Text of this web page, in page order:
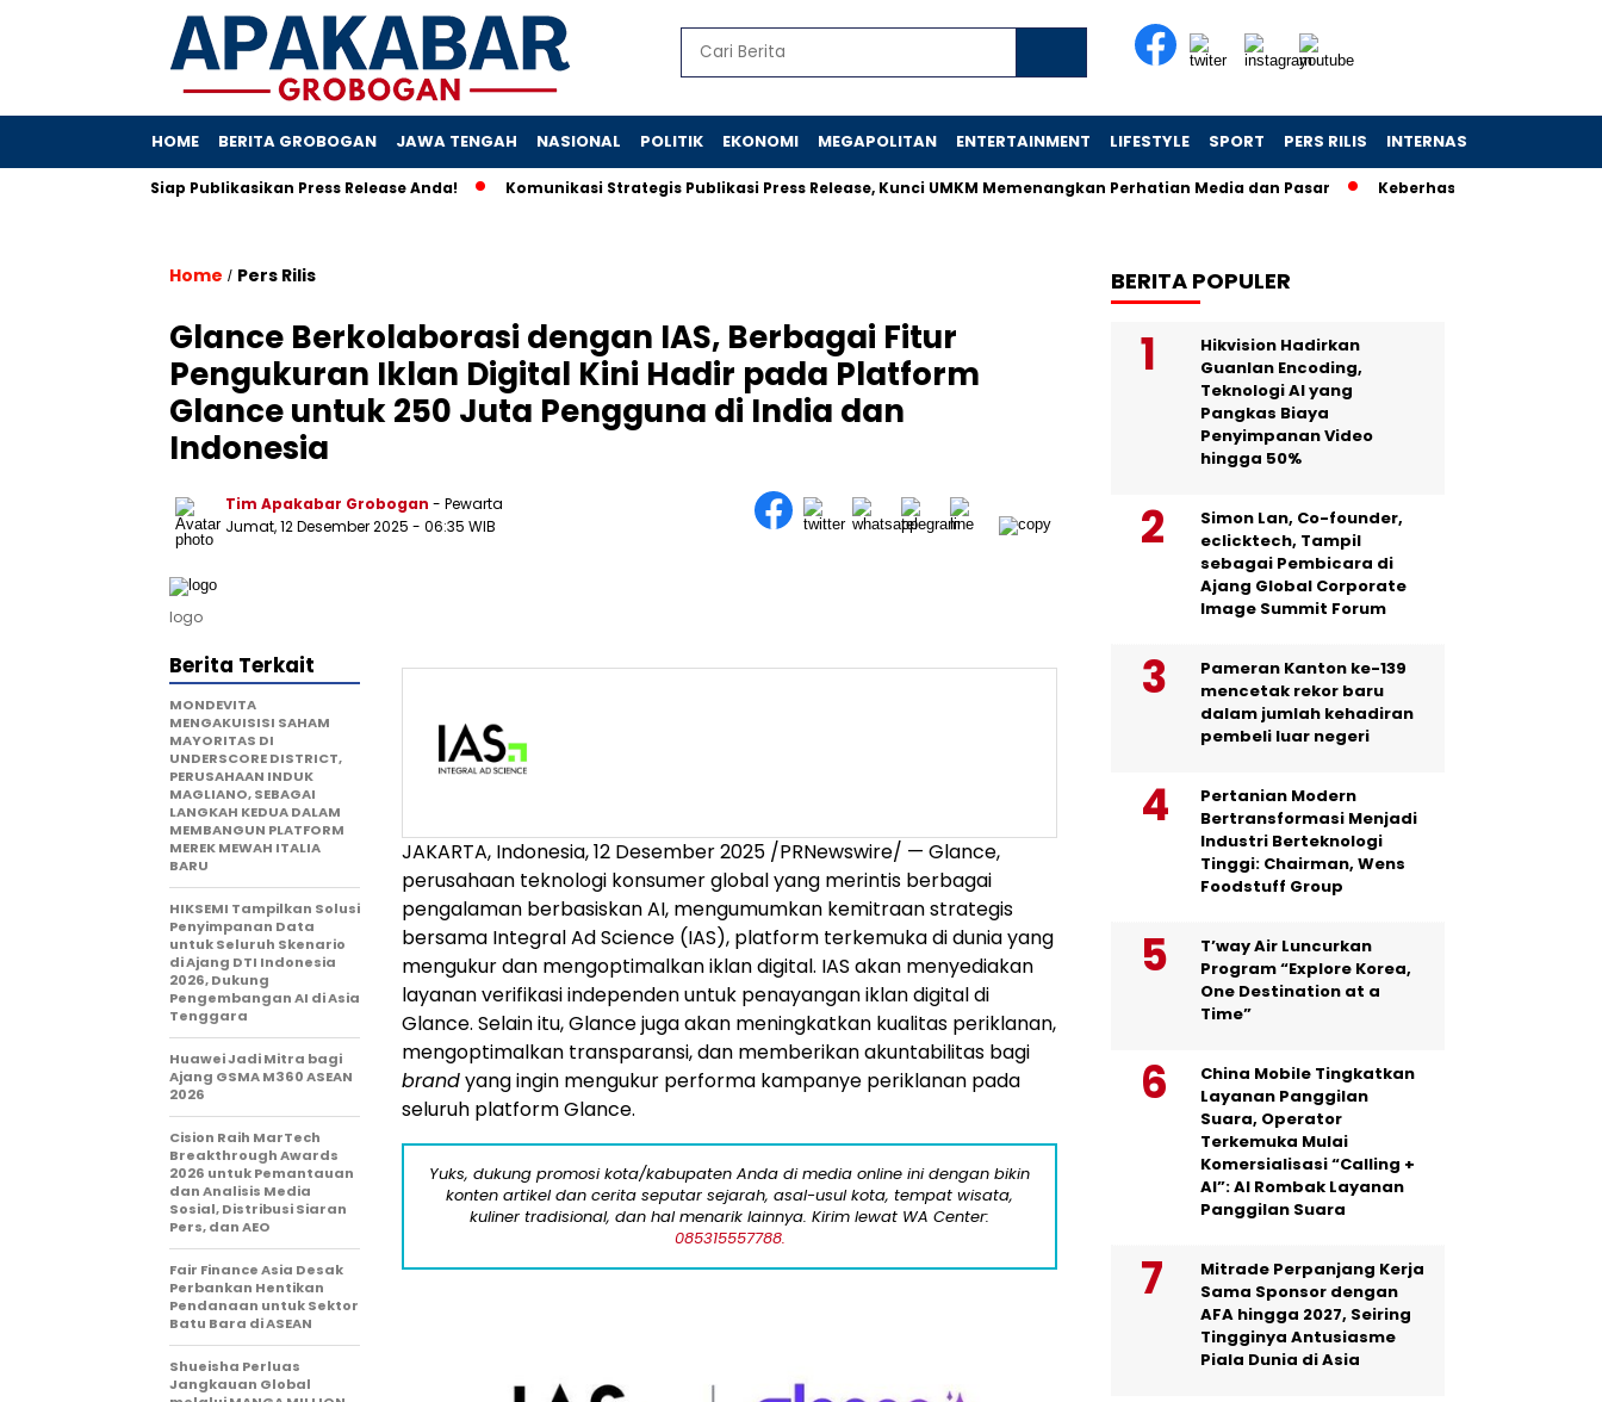
HOME BERITA GROBOGAN JAWA TENGAH NASIONAL POLITIK EKONOMI MEGAPOLITAN ENTERTAINMENT LIFESTYLE SPORT PERS RILIS INTERNASIONAL
Siap Publikasikan Press Release Anda! Komunikasi Strategis Publikasi Press Release, Kunci UMKM Memenangkan Perhatian Media dan Pasar Keberhasilan Koperasi Desa
Home / Pers Rilis
Glance Berkolaborasi dengan IAS, Berbagai Fitur
Pengukuran Iklan Digital Kini Hadir pada Platform
Glance untuk 250 Juta Pengguna di India dan
Indonesia
Tim Apakabar Grobogan - Pewarta
Jumat, 12 Desember 2025 - 06:35 WIB
logo
JAKARTA, Indonesia, 12 Desember 2025 /PRNewswire/ — Glance,
perusahaan teknologi konsumer global yang merintis berbagai
pengalaman berbasiskan AI, mengumumkan kemitraan strategis
bersama Integral Ad Science (IAS), platform terkemuka di dunia yang
mengukur dan mengoptimalkan iklan digital. IAS akan menyediakan
layanan verifikasi independen untuk penayangan iklan digital di
Glance. Selain itu, Glance juga akan meningkatkan kualitas periklanan,
mengoptimalkan transparansi, dan memberikan akuntabilitas bagi
brandyang ingin mengukur performa kampanye periklanan pada
seluruh platform Glance.
Yuks, dukung promosi kota/kabupaten Anda di media online ini dengan bikin
konten artikel dan cerita seputar sejarah, asal-usul kota, tempat wisata,
kuliner tradisional, dan hal menarik lainnya. Kirim lewat WA Center:
085315557788.
Berita Terkait
MONDEVITA
MENGAKUISISI SAHAM
MAYORITAS DI
UNDERSCORE DISTRICT,
PERUSAHAAN INDUK
MAGLIANO, SEBAGAI
LANGKAH KEDUA DALAM
MEMBANGUN PLATFORM
MEREK MEWAH ITALIA
BARU
HIKSEMI Tampilkan Solusi
Penyimpanan Data
untuk Seluruh Skenario
di Ajang DTI Indonesia
2026, Dukung
Pengembangan AI di Asia
Tenggara
Huawei Jadi Mitra bagi
Ajang GSMA M360 ASEAN
2026
Cision Raih MarTech
Breakthrough Awards
2026 untuk Pemantauan
dan Analisis Media
Sosial, Distribusi Siaran
Pers, dan AEO
Fair Finance Asia Desak
Perbankan Hentikan
Pendanaan untuk Sektor
Batu Bara di ASEAN
Shueisha Perluas
Jangkauan Global
BERITA POPULER
Hikvision Hadirkan
Guanlan Encoding,
Teknologi AI yang
Pangkas Biaya
Penyimpanan Video
hingga 50%
Simon Lan, Co-founder,
eclicktech, Tampil
sebagai Pembicara di
Ajang Global Corporate
Image Summit Forum
Pameran Kanton ke-139
mencetak rekor baru
dalam jumlah kehadiran
pembeli luar negeri
Pertanian Modern
Bertransformasi Menjadi
Industri Berteknologi
Tinggi: Chairman, Wens
Foodstuff Group
T’way Air Luncurkan
Program “Explore Korea,
One Destination at a
Time”
China Mobile Tingkatkan
Layanan Panggilan
Suara, Operator
Terkemuka Mulai
Komersialisasi “Calling +
AI”: AI Rombak Layanan
Panggilan Suara
Mitrade Perpanjang Kerja
Sama Sponsor dengan
AFA hingga 2027, Seiring
Tingginya Antusiasme
Piala Dunia di Asia